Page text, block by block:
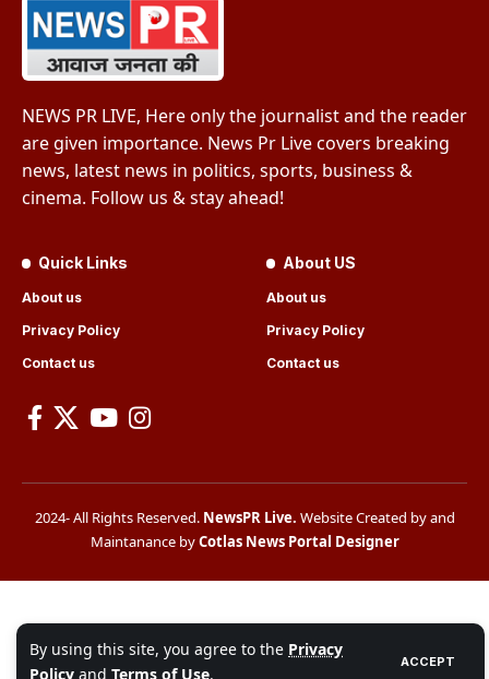
By using this site, you agree to the Privacy
Policy and Terms of Use.
ACCEPT
NEWS PR LIVE, Here only the journalist and the reader
are given importance. News Pr Live covers breaking
news, latest news in politics, sports, business &
cinema. Follow us & stay ahead!
Quick Links
About us
Privacy Policy
Contact us
About US
About us
Privacy Policy
Contact us
2024- All Rights Reserved. NewsPR Live. Website Created by and
Maintanance byCotlas News Portal Designer